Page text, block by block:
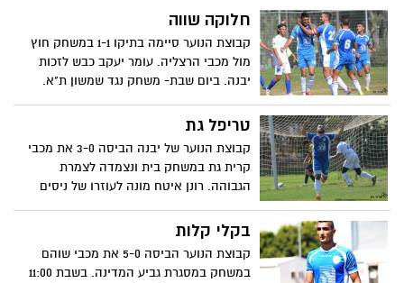
חלוקה שווה
קבוצת הנוער סיימה בתיקו 1-1 במשחק חוץ
מול מכבי הרצליה. עומר יעקב כבש לזכות
יבנה. ביום שבת- משחק נגד שמשון ת"א.
טריפל גת
קבוצת הנוער של יבנה הביסה 3-0 את מכבי
קרית גת במשחק בית ונצמדה לצמרת
הגבוהה. רונן איטח מונה לעוזרו של ניסים
בקלי קלות
קבוצת הנוער הביסה 5-0 את מכבי שוהם
במשחק במסגרת גביע המדינה. בשבת 11:00